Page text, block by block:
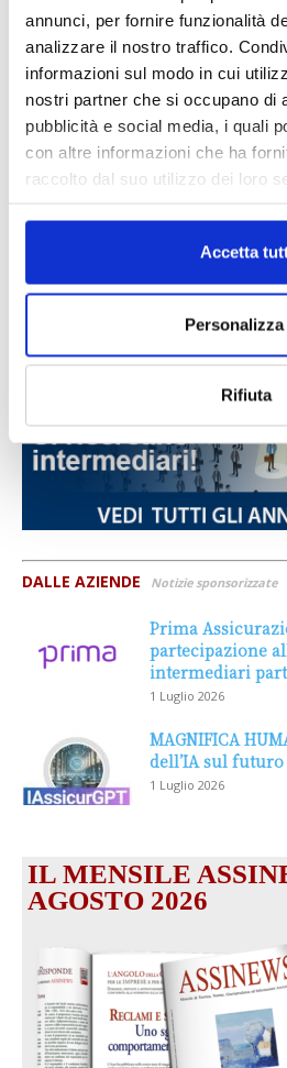
annunci, per fornire funzionalità
analizzare il nostro traffico.
informazioni sul modo in cui
nostri partner che si occupano di
pubblicità e social media, i quali
con altre informazioni che ha
raccolto dal suo utilizzo dei loro
Accetta
Personalizza
Rifiuta
DALLE AZIENDE Notizie sponsorizzate
Prima
partecipazione
intermediari
1 Luglio 2026
MAGNIFICA
dell’IA sul
1 Luglio 2026
IL MENSILE
AGOSTO 2026